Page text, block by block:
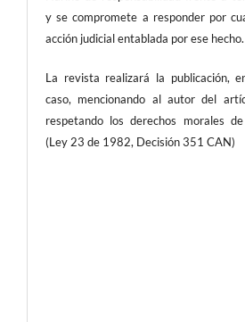
y se compromete a responder por
acción judicial entablada por ese hecho.
La revista realizará la publicación,
caso, mencionando al autor del
respetando los derechos morales
(Ley 23 de 1982, Decisión 351 CAN)